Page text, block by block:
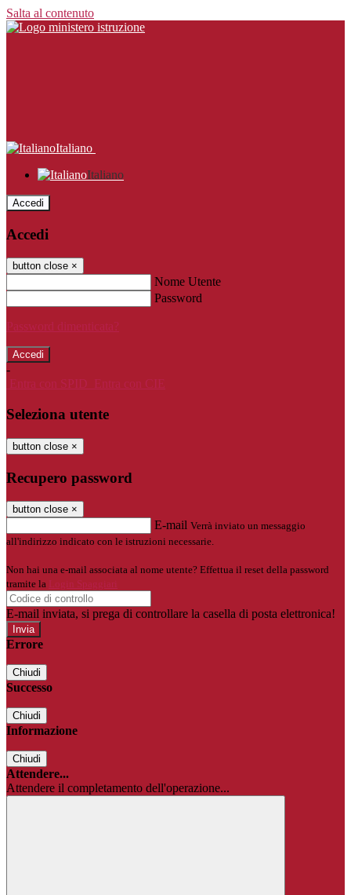
Salta al contenuto
Italiano
Italiano
Accedi
Accedi
button close ×
Nome Utente
Password
Password dimenticata?
-
Entra con SPID
Entra con CIE
Seleziona utente
button close ×
Recupero password
button close ×
E-mail Verrà inviato un messaggio
all'indirizzo indicato con le istruzioni necessarie.
Non hai una e-mail associata al nome utente? Effettua il reset della password
tramite la
Login Spaggiari
E-mail inviata, si prega di controllare la casella di posta elettronica!
Errore
Chiudi
Successo
Chiudi
Informazione
Chiudi
Attendere...
Attendere il completamento dell'operazione...